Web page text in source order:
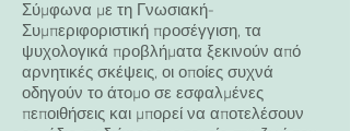
Σύμφωνα με τη Γνωσιακή-
Συμπεριφοριστική προσέγγιση, τα
ψυχολογικά προβλήματα ξεκινούν από
αρνητικές σκέψεις, οι οποίες συχνά
οδηγούν το άτομο σε εσφαλμένες
πεποιθήσεις και μπορεί να αποτελέσουν